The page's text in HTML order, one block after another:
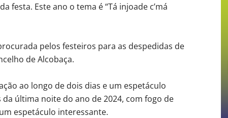
festa. Este ano o tema é “Tá injoade c’má
pelos festeiros para as despedidas de
de Alcobaça.
ao longo de dois dias e um espetáculo
última noite do ano de 2024, com fogo de
espetáculo interessante.